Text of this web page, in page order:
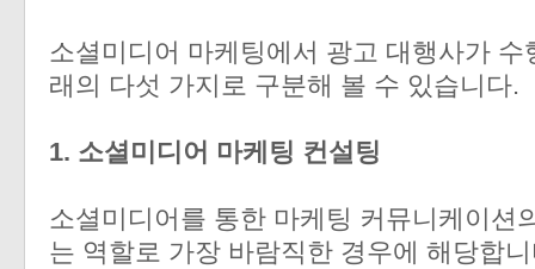
소셜미디어 마케팅에서 광고 대행사가
래의 다섯 가지로 구분해 볼 수 있습니다.
1. 소셜미디어 마케팅 컨설팅
소셜미디어를 통한 마케팅 커뮤니케이션
는 역할로 가장 바람직한 경우에 해당합